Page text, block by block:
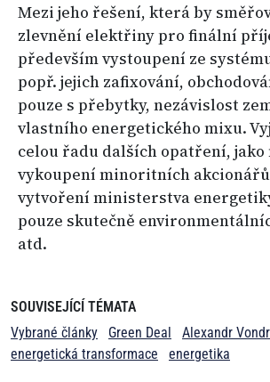
Mezi jeho řešení, která by
zlevnění elektřiny pro finální
především vystoupení ze
popř. jejich zafixování,
pouze s přebytky, nezávislost
vlastního energetického mixu.
celou řadu dalších opatření, jako
vykoupení minoritních akcionářů
vytvoření ministerstva
pouze skutečně
atd.
SOUVISEJÍCÍ TÉMATA
Vybrané články
Green Deal
Alexandr
energetická transformace
energetika